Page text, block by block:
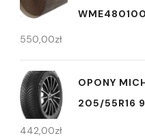
WME480100
550,00zł
OPONY
205/55R16
442,00zł